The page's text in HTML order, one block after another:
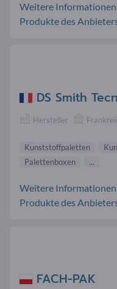
Weitere
Produkte des
DS Smith
Hersteller
Kunststoffpaletten
Palettenboxen
...
Weitere
Produkte des
FACH-PAK